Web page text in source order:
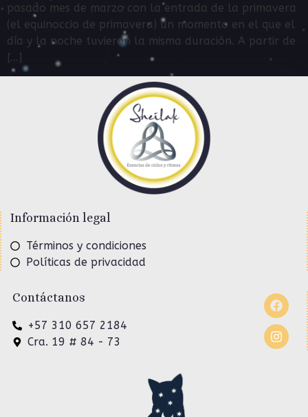
pasado mes de marzo con la entrada de la primavera
(el equinoccio de primavera) un momento en el que el
día y la noche tuvieron la misma duración. A partir de
[…]
Información legal
Términos y condiciones
Políticas de privacidad
Contáctanos
+57 310 657 2184
Cra. 19 # 84 - 73